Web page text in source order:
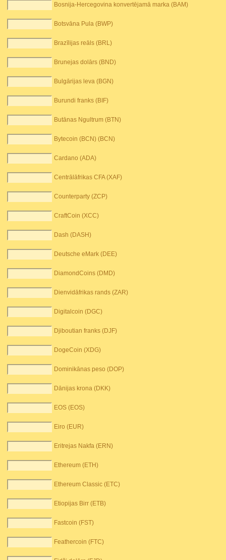
Bosnija-Hercegovina konvertējamā marka (BAM)
Botsvāna Pula (BWP)
Brazīlijas reāls (BRL)
Brunejas dolārs (BND)
Bulgārijas leva (BGN)
Burundi franks (BIF)
Butānas Ngultrum (BTN)
Bytecoin (BCN) (BCN)
Cardano (ADA)
Centrālāfrikas CFA (XAF)
Counterparty (ZCP)
CraftCoin (XCC)
Dash (DASH)
Deutsche eMark (DEE)
DiamondCoins (DMD)
Dienvidāfrikas rands (ZAR)
Digitalcoin (DGC)
Djiboutian franks (DJF)
DogeCoin (XDG)
Dominikānas peso (DOP)
Dānijas krona (DKK)
EOS (EOS)
Eiro (EUR)
Eritrejas Nakfa (ERN)
Ethereum (ETH)
Ethereum Classic (ETC)
Etiopijas Birr (ETB)
Fastcoin (FST)
Feathercoin (FTC)